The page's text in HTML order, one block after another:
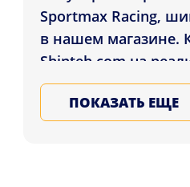
Sportmax Racing,
в нашем магазине.
Shinteh.com.ua
Шины BFGoodrich G-
225/50 R17 98H XL
ПОКАЗАТЬ ЕЩЕ